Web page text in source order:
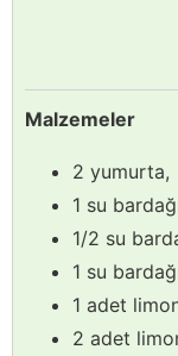
Malzemeler
2 yumurta,
1 su
1/2 su
1 su
1 adet
2 adet